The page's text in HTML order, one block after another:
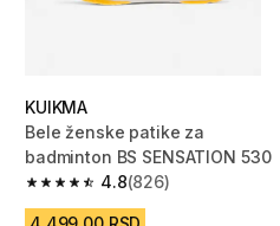
KUIKMA
Bele ženske patike za
badminton BS SENSATION 530
4.8
4.8 od 5 zvezdica from 826
(826)